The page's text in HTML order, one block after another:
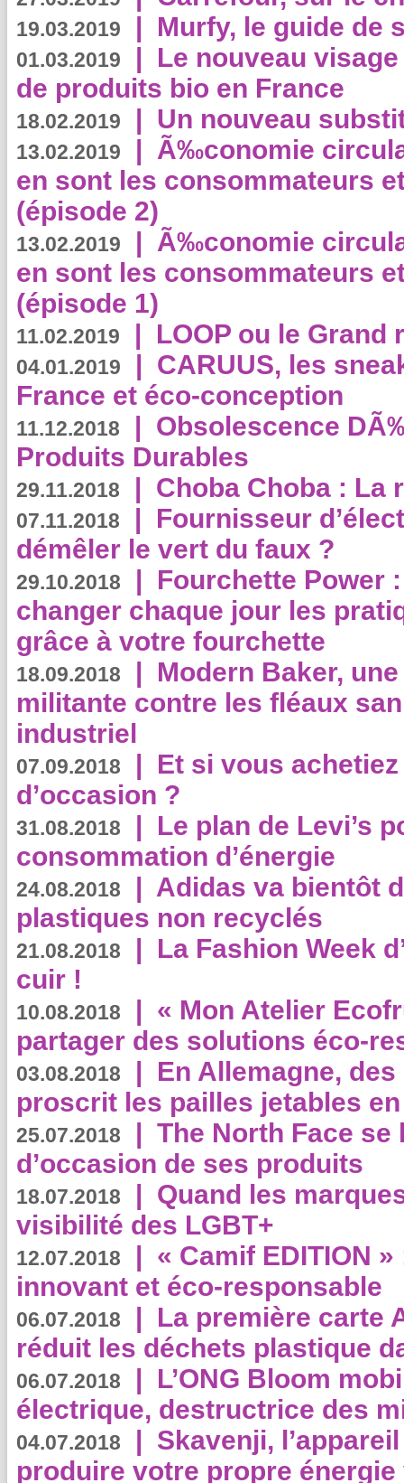
19.03.2019 | Murfy, le guide de
01.03.2019 | Le nouveau
de produits bio en France
18.02.2019 | Un nouveau
13.02.2019 | Ã‰conomie
en sont les consommateurs
(épisode 2)
13.02.2019 | Ã‰conomie
en sont les consommateurs
(épisode 1)
11.02.2019 | LOOP ou le Grand
04.01.2019 | CARUUS, les
France et éco-conception
11.12.2018 | Obsolescence
Produits Durables
29.11.2018 | Choba Choba : La
07.11.2018 | Fournisseur
démêler le vert du faux ?
29.10.2018 | Fourchette Power
changer chaque jour les
grâce à votre fourchette
18.09.2018 | Modern Baker,
militante contre les fléaux
industriel
07.09.2018 | Et si vous
d’occasion ?
31.08.2018 | Le plan de Levi’s
consommation d’énergie
24.08.2018 | Adidas va bientôt
plastiques non recyclés
21.08.2018 | La Fashion Week
cuir !
10.08.2018 | « Mon Atelier
partager des solutions éco-
03.08.2018 | En Allemagne,
proscrit les pailles jetables
25.07.2018 | The North Face se
d’occasion de ses produits
18.07.2018 | Quand les
visibilité des LGBT+
12.07.2018 | « Camif EDITION
innovant et éco-responsable
06.07.2018 | La première carte
réduit les déchets plastique
06.07.2018 | L’ONG Bloom
électrique, destructrice des
04.07.2018 | Skavenji,
produire votre propre